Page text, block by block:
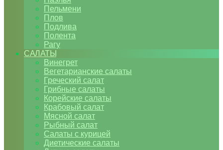
Пельмени
Плов
Подлива
Полента
Рагу
САЛАТЫ
Винегрет
Вегетарианские салаты
Греческий салат
Грибные салаты
Корейские салаты
Крабовый салат
Мясной салат
Рыбный салат
Салаты с курицей
Диетические салаты